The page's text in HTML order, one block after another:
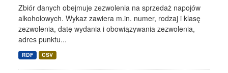
Zbiór danych obejmuje zezwolenia na sprzedaż napojów
alkoholowych. Wykaz zawiera m.in. numer, rodzaj i klasę
zezwolenia, datę wydania i obowiązywania zezwolenia,
adres punktu...
RDF CSV